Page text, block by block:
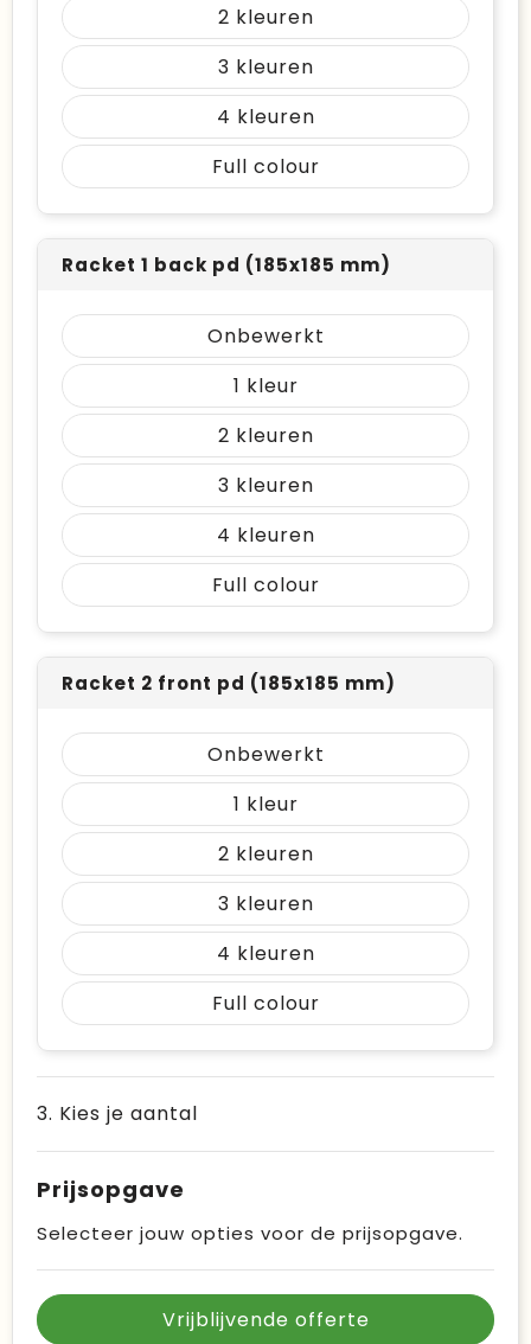
2
3
4
Full colour
Racket 1 back pd (185x185 mm)
Onbewerkt
1
2
3
4
Full colour
Racket 2 front pd (185x185 mm)
Onbewerkt
1
2
3
4
Full colour
3. Kies je aantal
Prijsopgave
Selecteer jouw opties voor de prijsopgave.
Vrijblijvende offerte